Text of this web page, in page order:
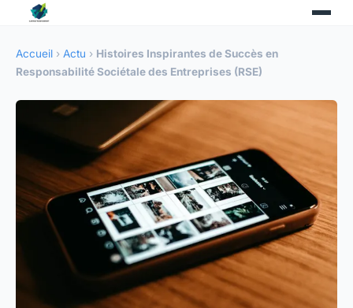
Accueil › Actu › Histoires Inspirantes de Succès en
Responsabilité Sociétale des Entreprises (RSE)